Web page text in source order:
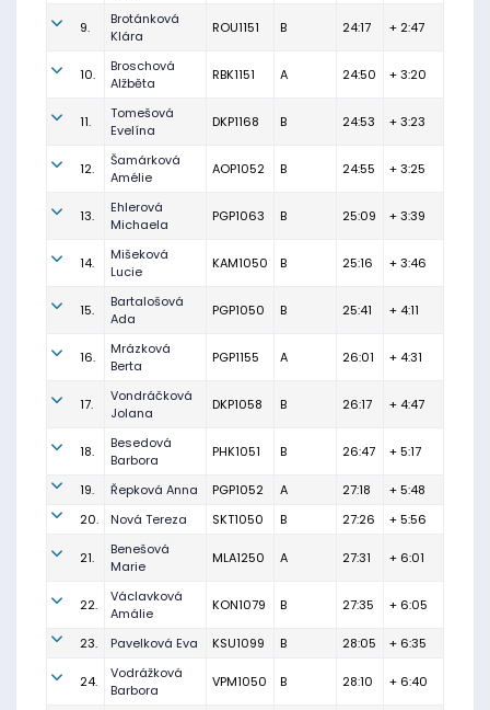
9.
Brotánková
Klára
ROU1151 B 24:17 + 2:47
10.
Broschová
Alžběta
RBK1151 A 24:50 + 3:20
11.
Tomešová
Evelína
DKP1168 B 24:53 + 3:23
12.
Šamárková
Amélie
AOP1052 B 24:55 + 3:25
13.
Ehlerová
Michaela
PGP1063 B 25:09 + 3:39
14.
Mišeková
Lucie
KAM1050 B 25:16 + 3:46
15.
Bartalošová
Ada
PGP1050 B 25:41 + 4:11
16.
Mrázková
Berta
PGP1155 A 26:01 + 4:31
17.
Vondráčková
Jolana
DKP1058 B 26:17 + 4:47
18.
Besedová
Barbora
PHK1051 B 26:47 + 5:17
19. Řepková Anna PGP1052 A 27:18
+ 5:48
20.
Nová Tereza SKT1050 B 27:26 + 5:56
21.
Benešová
Marie
MLA1250 A 27:31 + 6:01
22.
Václavková
Amálie
KON1079 B 27:35 + 6:05
23. Pavelková Eva KSU1099 B 28:05 + 6:35
24.
Vodrážková
Barbora
VPM1050 B 28:10 + 6:40